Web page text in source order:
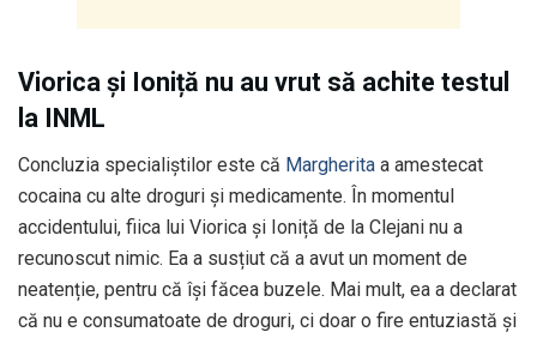
Viorica și Ioniță nu au vrut să achite testul
la INML
Concluzia specialiștilor este că Margherita a amestecat
cocaina cu alte droguri și medicamente. În momentul
accidentului, fiica lui Viorica și Ioniță de la Clejani nu a
recunoscut nimic. Ea a susțiut că a avut un moment de
neatenție, pentru că își făcea buzele. Mai mult, ea a declarat
că nu e consumatoate de droguri, ci doar o fire entuziastă și